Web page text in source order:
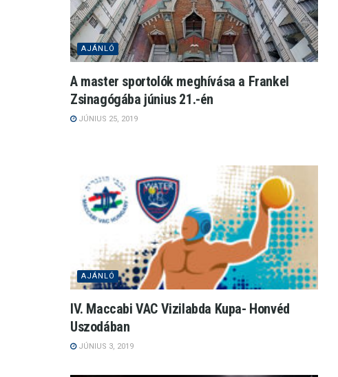
AJÁNLÓ
A master sportolók meghívása a Frankel
Zsinagógába június 21.-én
JÚNIUS 25, 2019
AJÁNLÓ
IV. Maccabi VAC Vizilabda Kupa- Honvéd
Uszodában
JÚNIUS 3, 2019